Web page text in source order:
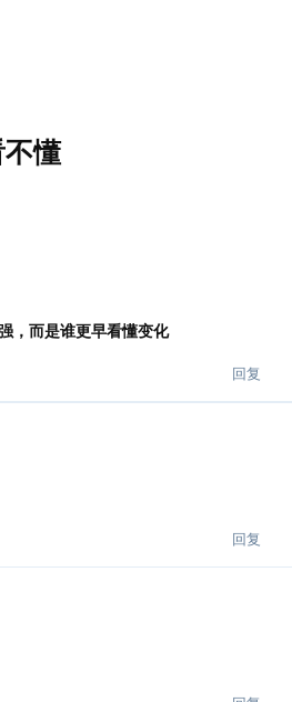
懂
，而是谁更早看懂变化
回复
回复